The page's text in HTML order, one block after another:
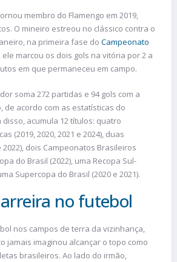
membro do Flamengo em 2019,
O mineiro estreou no clássico contra o
na primeira fase do Campeonato
ele marcou os dois gols na vitória por 2 a
em que permaneceu em campo.
soma 272 partidas e 94 gols com a
de acordo com as estatísticas do
acumula 12 títulos: quatro
(2019, 2020, 2021 e 2024), duas
dois Campeonatos Brasileiros
do Brasil (2022), uma Recopa Sul-
Supercopa do Brasil (2020 e 2021).
no futebol
nos campos de terra da vizinhança,
jamais imaginou alcançar o topo como
brasileiros. Ao lado do irmão,